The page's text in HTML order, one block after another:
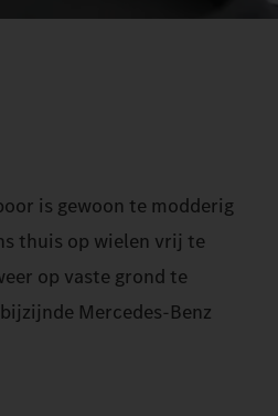
is gewoon te modderig
thuis op wielen vrij te
op vaste grond te
Mercedes-Benz